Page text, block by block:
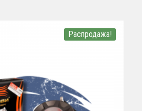
Распродажа!